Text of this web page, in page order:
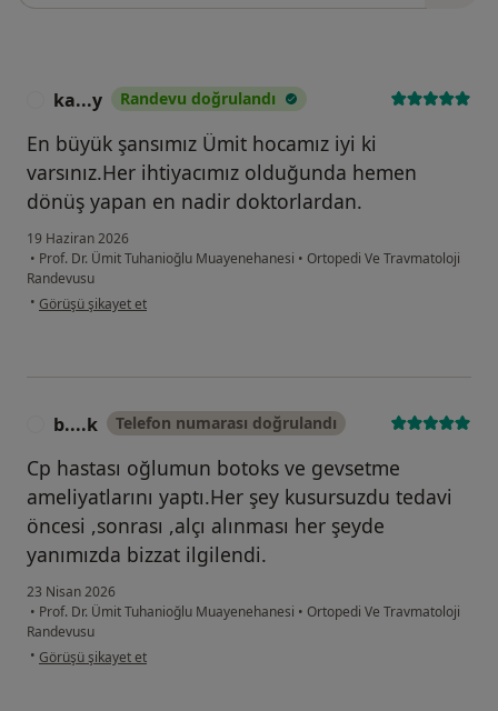
ka...y Randevu doğrulandı
En büyük şansımız Ümit hocamız iyi ki
varsınız.Her ihtiyacımız olduğunda hemen
dönüş yapan en nadir doktorlardan.
19 Haziran 2026
• Prof. Dr. Ümit Tuhanioğlu Muayenehanesi • Ortopedi Ve Travmatoloji
Randevusu
• kullanıcının görüşüne göre ka...y
Görüşü şikayet et
b....k Telefon numarası doğrulandı
Cp hastası oğlumun botoks ve gevsetme
ameliyatlarını yaptı.Her şey kusursuzdu tedavi
öncesi ,sonrası ,alçı alınması her şeyde
yanımızda bizzat ilgilendi.
23 Nisan 2026
• Prof. Dr. Ümit Tuhanioğlu Muayenehanesi • Ortopedi Ve Travmatoloji
Randevusu
• kullanıcının görüşüne göre b....k
Görüşü şikayet et